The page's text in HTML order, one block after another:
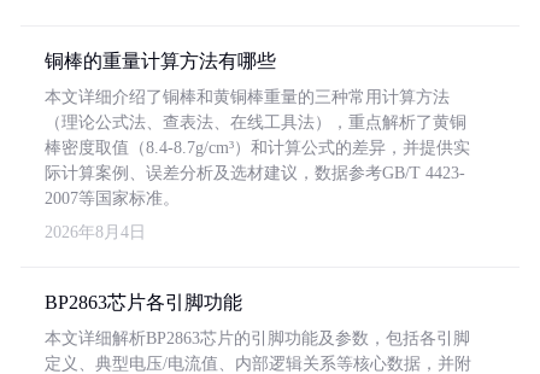
铜棒的重量计算方法有哪些
本文详细介绍了铜棒和黄铜棒重量的三种常用计算方法
（理论公式法、查表法、在线工具法），重点解析了黄铜
棒密度取值（8.4-8.7g/cm³）和计算公式的差异，并提供实
际计算案例、误差分析及选材建议，数据参考GB/T 4423-
2007等国家标准。
2026年8月4日
BP2863芯片各引脚功能
本文详细解析BP2863芯片的引脚功能及参数，包括各引脚
定义、典型电压/电流值、内部逻辑关系等核心数据，并附